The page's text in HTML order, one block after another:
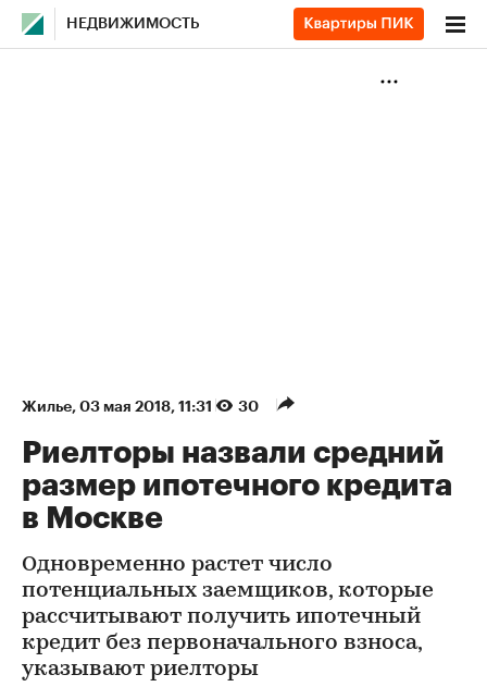
НЕДВИЖИМОСТЬ
Жилье⁠, 03 мая 2018, 11:31 30
Риелторы назвали средний
размер ипотечного кредита
в Москве
Одновременно растет число
потенциальных заемщиков, которые
рассчитывают получить ипотечный
кредит без первоначального взноса,
указывают риелторы